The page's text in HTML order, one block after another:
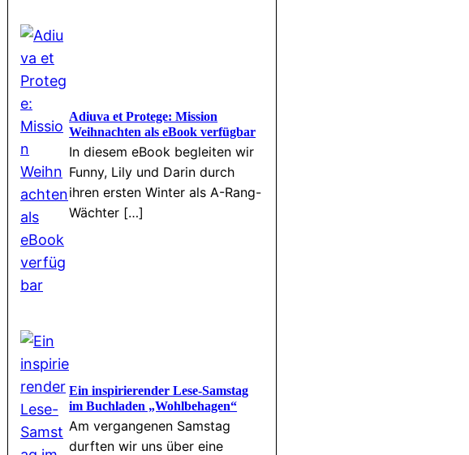
Adiuva et Protege: Mission
Weihnachten als eBook verfügbar
In diesem eBook begleiten wir
Funny, Lily und Darin durch
ihren ersten Winter als A-Rang-
Wächter […]
Ein inspirierender Lese-Samstag
im Buchladen „Wohlbehagen“
Am vergangenen Samstag
durften wir uns über eine